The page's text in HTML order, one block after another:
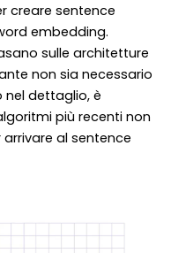
creare sentence
embedding.
sulle architetture
non sia necessario
nel dettaglio, è
più recenti non
al sentence